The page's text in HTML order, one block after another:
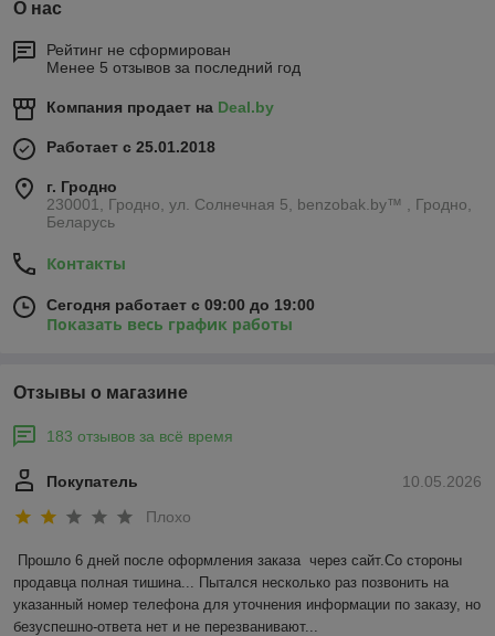
О нас
Рейтинг не сформирован
Менее 5 отзывов за последний год
Компания продает на Deal.by
Работает с 25.01.2018
г. Гродно
230001, Гродно, ул. Солнечная 5, benzobak.by™ , Гродно,
Беларусь
Контакты
Сегодня работает с 09:00 до 19:00
Показать весь график работы
Отзывы о магазине
183 отзывов за всё время
10.05.2026
Покупатель
Плохо
Прошло 6 дней после оформления заказа  через сайт.Со стороны
продавца полная тишина... Пытался несколько раз позвонить на
указанный номер телефона для уточнения информации по заказу, но
безуспешно-ответа нет и не перезванивают...